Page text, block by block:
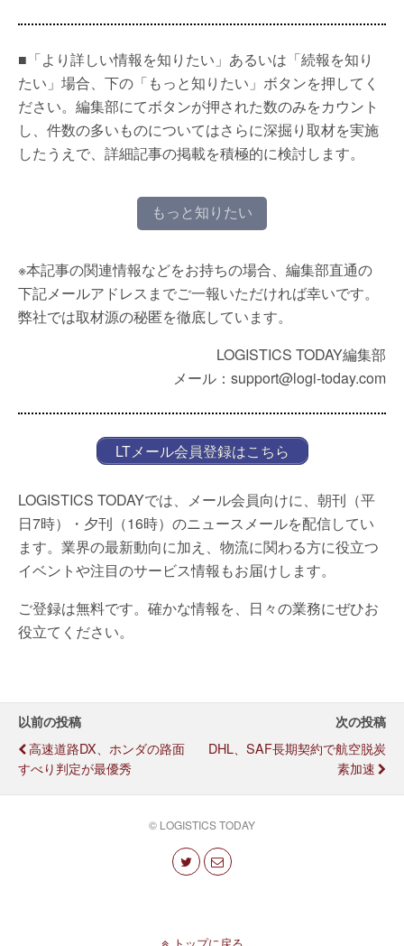
■「より詳しい情報を知りたい」あるいは「続報を知り
たい」場合、下の「もっと知りたい」ボタンを押してく
ださい。編集部にてボタンが押された数のみをカウント
し、件数の多いものについてはさらに深掘り取材を実施
したうえで、詳細記事の掲載を積極的に検討します。
もっと知りたい
※本記事の関連情報などをお持ちの場合、編集部直通の
下記メールアドレスまでご一報いただければ幸いです。
弊社では取材源の秘匿を徹底しています。
LOGISTICS TODAY編集部
メール：support@logi-today.com
LTメール会員登録はこちら
LOGISTICS TODAYでは、メール会員向けに、朝刊（平
日7時）・夕刊（16時）のニュースメールを配信してい
ます。業界の最新動向に加え、物流に関わる方に役立つ
イベントや注目のサービス情報もお届けします。
ご登録は無料です。確かな情報を、日々の業務にぜひお
役立てください。
以前の投稿
高速道路DX、ホンダの路面
すべり判定が最優秀
次の投稿
DHL、SAF長期契約で航空脱炭
素加速
© LOGISTICS TODAY